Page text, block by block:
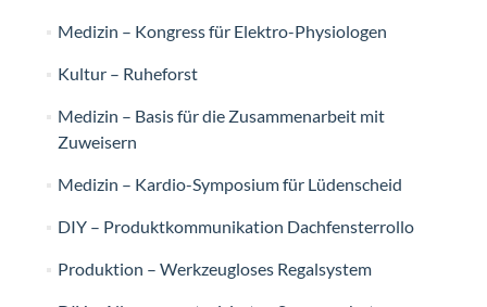
Medizin – Kongress für Elektro-Physiologen
Kultur – Ruheforst
Medizin – Basis für die Zusammenarbeit mit
Zuweisern
Medizin – Kardio-Symposium für Lüdenscheid
DIY – Produktkommunikation Dachfensterrollo
Produktion – Werkzeugloses Regalsystem